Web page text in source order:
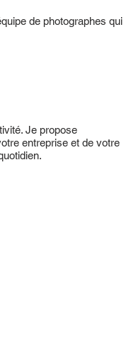
de photographes qui
Je propose
entreprise et de votre